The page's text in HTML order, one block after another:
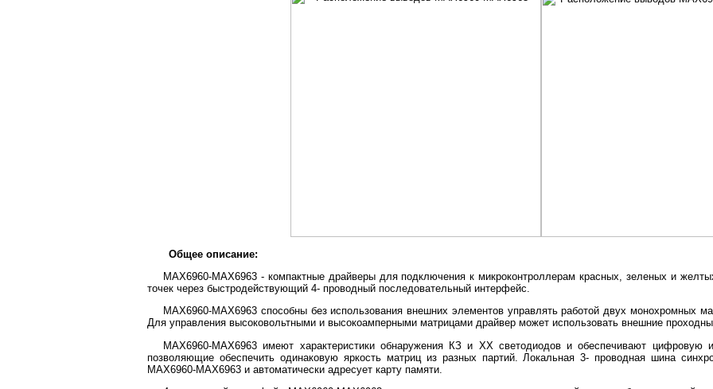
Общее описание:
MAX6960-MAX6963 - компактные драйверы для подключения к микроконтроллерам красных, зеленых и
точек через быстродействующий 4- проводный последовательный интерфейс.
MAX6960-MAX6963 способны без использования внешних элементов управлять работой двух монохромных
Для управления высоковольтными и высокоамперными матрицами драйвер может использовать внешние
MAX6960-MAX6963 имеют характеристики обнаружения КЗ и ХХ светодиодов и обеспечивают цифровую и
позволяющие обеспечить одинаковую яркость матриц из разных партий. Локальная 3- проводная шина
MAX6960-MAX6963 и автоматически адресует карту памяти.